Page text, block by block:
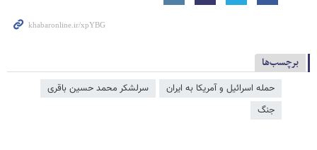
برچسب‌ها
حمله اسرائیل و آمریکا به ایران
سرلشکر محمد حسین باقری
جنگ